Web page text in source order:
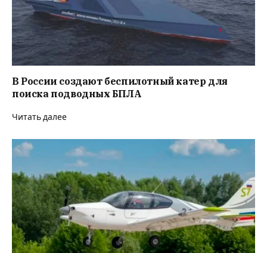
В России создают беспилотный катер для
поиска подводных БПЛА
Читать далее